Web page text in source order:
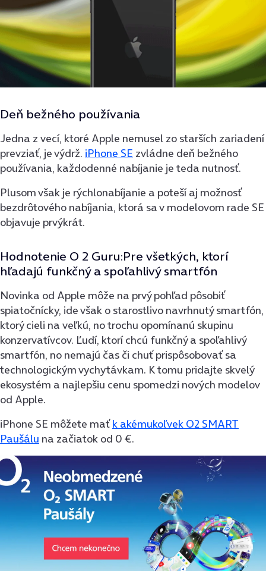
Deň bežného používania
Jedna z vecí, ktoré Apple nemusel zo starších zariadení
prevziať, je výdrž. iPhone SE zvládne deň bežného
používania, každodenné nabíjanie je teda nutnosť.
Plusom však je rýchlonabíjanie a poteší aj možnosť
bezdrôtového nabíjania, ktorá sa v modelovom rade SE
objavuje prvýkrát.
Hodnotenie O 2 Guru:Pre všetkých, ktorí
hľadajú funkčný a spoľahlivý smartfón
Novinka od Apple môže na prvý pohľad pôsobiť
spiatočnícky, ide však o starostlivo navrhnutý smartfón,
ktorý cieli na veľkú, no trochu opomínanú skupinu
konzervatívcov. Ľudí, ktorí chcú funkčný a spoľahlivý
smartfón, no nemajú čas či chuť prispôsobovať sa
technologickým vychytávkam. K tomu pridajte skvelý
ekosystém a najlepšiu cenu spomedzi nových modelov
od Apple.
iPhone SE môžete maťk akémukoľvek O2 SMART
Paušálu na začiatok od 0 €.